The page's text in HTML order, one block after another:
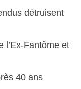
détruisent
l’Ex-Fantôme et
40 ans